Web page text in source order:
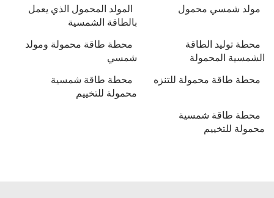
مولد شمسي محمول
المولد المحمول الذي يعمل
بالطاقة الشمسية
محطة توليد الطاقة
الشمسية المحمولة
محطة طاقة محمولة ومولد
شمسي
محطة طاقة محمولة للتنزه
محطة طاقة شمسية
محمولة للتخييم
محطة طاقة شمسية
محمولة للتخييم